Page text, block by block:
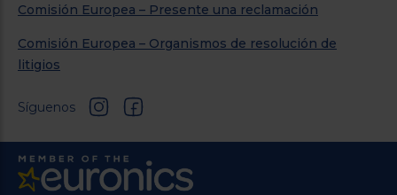
Comisión Europea – Presente una reclamación
Comisión Europea – Organismos de resolución de
litigios
Síguenos